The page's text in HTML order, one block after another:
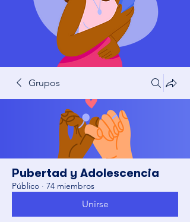
Grupos
Pubertad y Adolescencia
Público · 74 miembros
Unirse